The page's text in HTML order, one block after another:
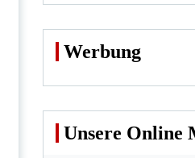
Werbung
Unsere Online